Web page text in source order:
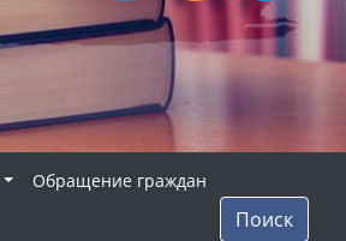
Обращение граждан
Поиск